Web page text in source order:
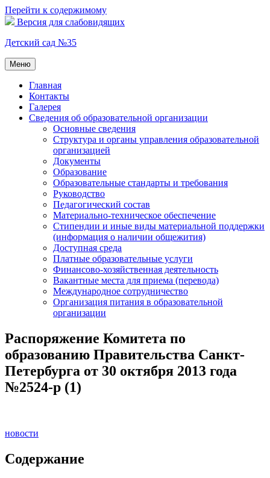
Перейти к содержимому
Версия для слабовидящих
Детский сад №35
Меню
Главная
Контакты
Галерея
Сведения об образовательной организации
Основные сведения
Структура и органы управления образовательной
организацией
Документы
Образование
Образовательные стандарты и требования
Руководство
Педагогический состав
Материально-техническое обеспечение
Стипендии и иные виды материальной поддержки
(информация о наличии общежития)
Доступная среда
Платные образовательные услуги
Финансово-хозяйственная деятельность
Вакантные места для приема (перевода)
Международное сотрудничество
Организация питания в образовательной
организации
Распоряжение Комитета по
образованию Правительства Санкт-
Петербурга от 30 октября 2013 года
№2524-р (1)
новости
Содержание